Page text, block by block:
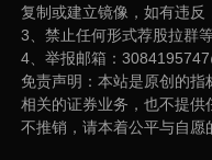
复制或建立镜像，如有违反
3、禁止任何形式荐股拉群
4、举报邮箱：
免责声明：本站是原创的
相关的证券业务，也不提供
不推销，请本着公平与自愿